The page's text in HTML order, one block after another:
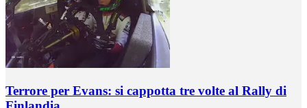
Terrore per Evans: si cappotta tre volte al Rally di